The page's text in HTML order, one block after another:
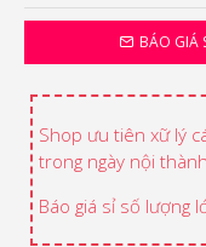
BÁO GIÁ
Shop ưu tiên xữ lý
trong ngày nội
Báo giá sỉ số lượng